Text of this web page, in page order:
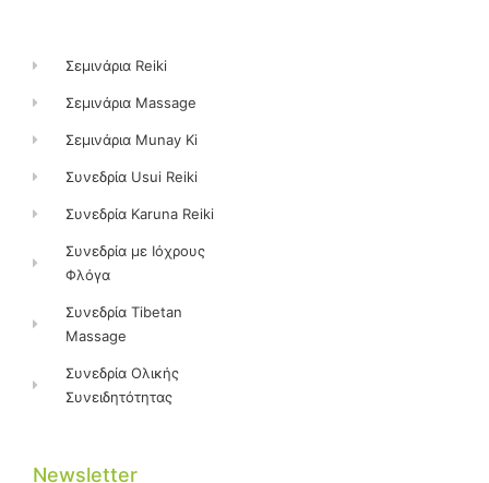
m
Σεμινάρια Reiki
Σεμινάρια Massage
Σεμινάρια Munay Ki
Συνεδρία Usui Reiki
Συνεδρία Karuna Reiki
Συνεδρία με Ιόχρους
Φλόγα
Συνεδρία Tibetan
Massage
Συνεδρία Ολικής
Συνειδητότητας
Newsletter